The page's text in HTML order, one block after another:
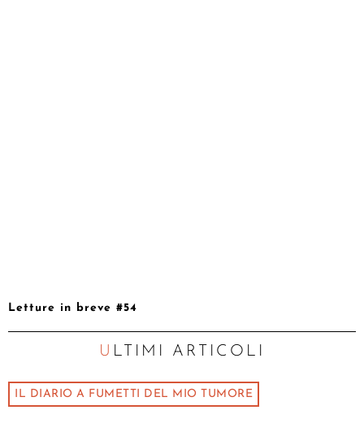
Letture in breve #54
ULTIMI ARTICOLI
IL DIARIO A FUMETTI DEL MIO TUMORE